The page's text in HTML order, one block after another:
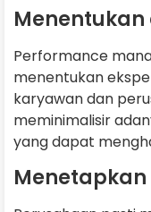
Performance
menentukan
karyawan dan
meminimalisir
yang dapat